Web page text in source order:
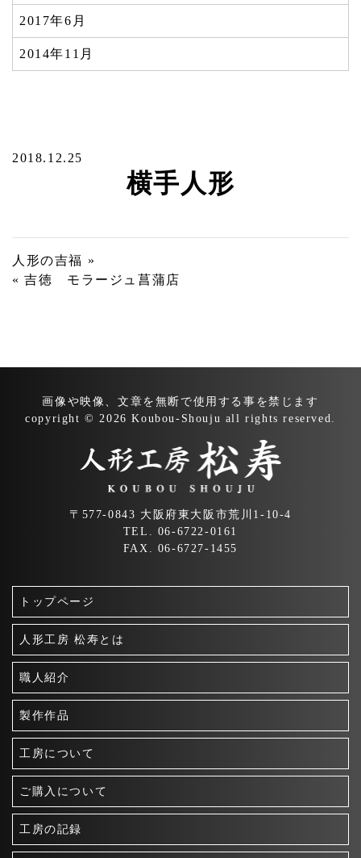
2017年6月
2014年11月
2018.12.25
横手人形
投
稿
ゲ
シ
人形の吉福 »
« 吉徳 モラージュ菖蒲店
画像や映像、文章を無断で使用する事を禁じます
copyright © 2026 Koubou-Shouju all rights reserved.
〒577-0843 大阪府東大阪市荒川1-10-4
TEL. 06-6722-0161
FAX. 06-6727-1455
トップページ
人形工房 松寿とは
職人紹介
製作作品
工房について
ご購入について
工房の記録